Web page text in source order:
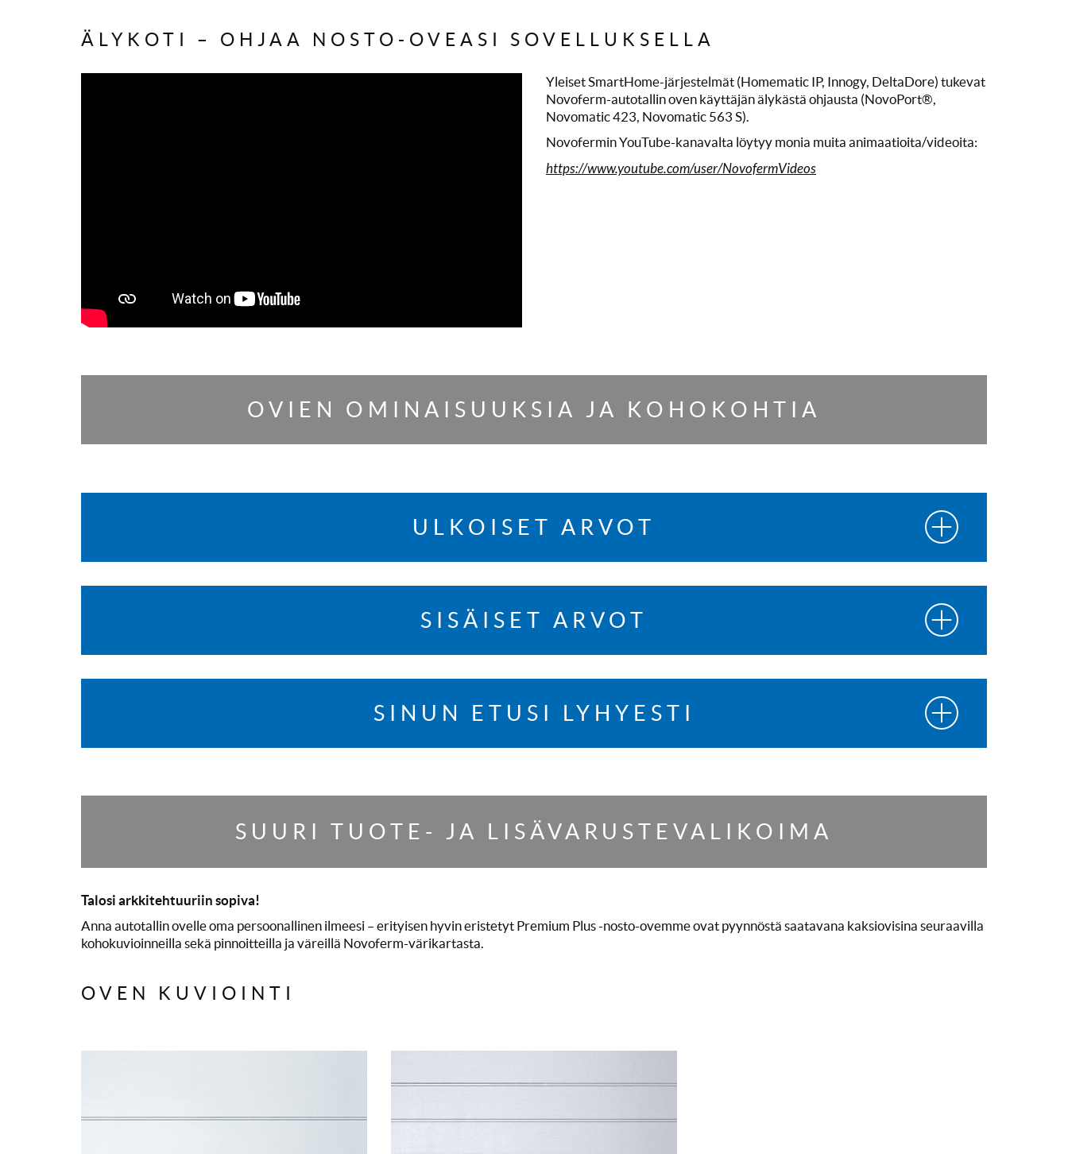
ÄLYKOTI – OHJAA NOSTO-OVEASI SOVELLUKSELLA
Yleiset SmartHome-järjestelmät (Homematic IP, Innogy, DeltaDore) tukevat
Novoferm-autotallin oven käyttäjän älykästä ohjausta (NovoPort®,
Novomatic 423, Novomatic 563 S).
Novofermin YouTube-kanavalta löytyy monia muita animaatioita/videoita:
https://www.youtube.com/user/NovofermVideos
OVIEN OMINAISUUKSIA JA KOHOKOHTIA
ULKOISET ARVOT
SISÄISET ARVOT
SINUN ETUSI LYHYESTI
SUURI TUOTE- JA LISÄVARUSTEVALIKOIMA
Talosi arkkitehtuuriin sopiva!
Anna autotallin ovelle oma persoonallinen ilmeesi – erityisen hyvin eristetyt Premium Plus -nosto-ovemme ovat pyynnöstä saatavana kaksiovisina seuraavilla
kohokuvioinneilla sekä pinnoitteilla ja väreillä Novoferm-värikartasta.
OVEN KUVIOINTI